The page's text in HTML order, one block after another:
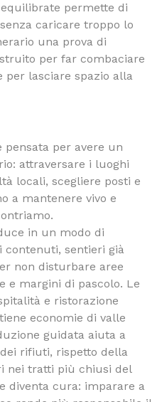
permette di
caricare troppo lo
una prova di
per far combaciare
per lasciare spazio alla
pensata per avere un
attraversare i luoghi
locali, scegliere posti e
a mantenere vivo e
in un modo di
sentieri già
non disturbare aree
e margini di pascolo. Le
e ristorazione
economie di valle
guidata aiuta a
rifiuti, rispetto della
nei tratti più chiusi del
diventa cura: imparare a